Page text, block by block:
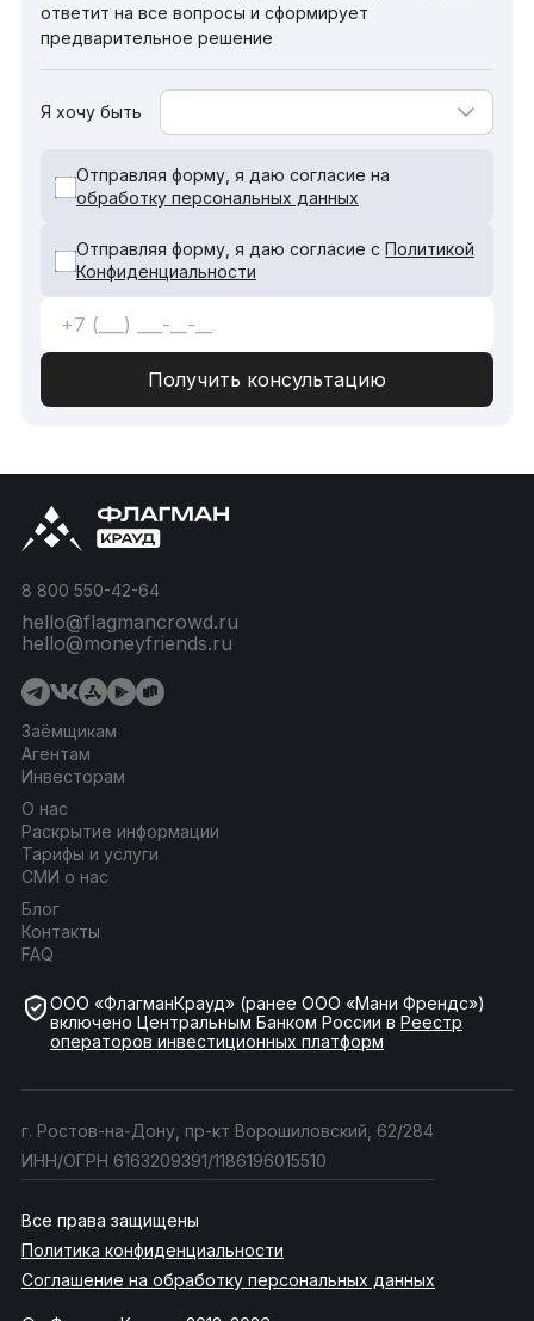
ответит на все вопросы и сформирует
предварительное решение
Я хочу быть
Отправляя форму, я даю согласие на
обработку персональных данных
Отправляя форму, я даю согласие с Политикой
Конфиденциальности
Заёмщикам
Агентам
Инвесторам
О нас
Раскрытие информации
Тарифы и услуги
СМИ о нас
Блог
Контакты
FAQ
8 800 550-42-64
hello@flagmancrowd.ru
hello@moneyfriends.ru
ООО «ФлагманКрауд» (ранее ООО «Мани Френдс»)
включено Центральным Банком России в Реестр
операторов инвестиционных платформ
г. Ростов-на-Дону, пр-кт Ворошиловский, 62/284
ИНН/ОГРН 6163209391/1186196015510
Все права защищены
Политика конфиденциальности
Соглашение на обработку персональных данных